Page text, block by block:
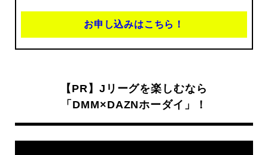
お申し込みはこちら！
【PR】Jリーグを楽しむなら
「DMM×DAZNホーダイ」！